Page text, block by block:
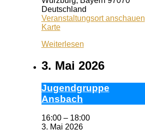
Deutschland
Veranstaltungsort anschauen
KarteWuf
Zentrum
Weiterlesen
3. Mai 2026
Ju­gend­grup­pe
Ans­bach
16:00 – 18:00
3. Mai 2026